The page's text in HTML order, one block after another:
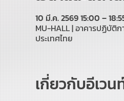
10 มี.ค. 2569 15:00 –
MU-HALL | อาคารปฏิบัติ
ประเทศไทย
เกี่ยวกับอีเวน